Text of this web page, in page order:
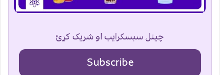
چینل سبسکرایب او شریک کړئ
Subscribe